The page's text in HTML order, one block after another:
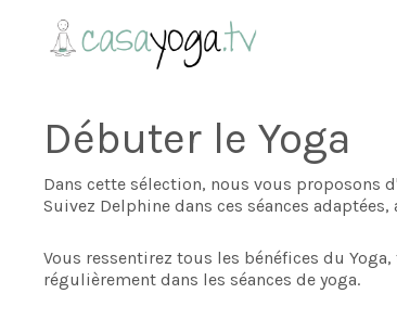
Débuter le Yoga
Dans cette sélection, nous vous proposons
Suivez Delphine dans ces séances
Vous ressentirez tous les bénéfices du
régulièrement dans les séances de yoga.